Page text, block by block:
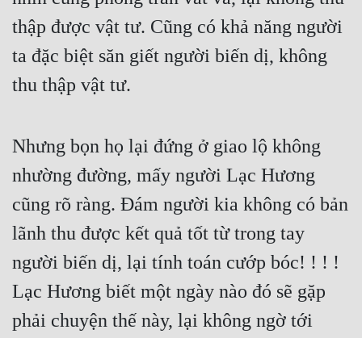
Du Hí
Dã Sử
Góc Nhìn Nam
Góc Nhìn Nữ
Huyền Huyễn
Huyền Nghi
Huyền Ảo
Hài Hước
thập được vật tư. Cũng có khả năng người
ta đặc biệt săn giết người biến dị, không
thu thập vật tư.
Nhưng bọn họ lại đứng ở giao lộ không
nhường đường, mấy người Lạc Hương
cũng rõ ràng. Đám người kia không có bản
lãnh thu được kết quả tốt từ trong tay
người biến dị, lại tính toán cướp bóc! ! ! !
Lạc Hương biết một ngày nào đó sẽ gặp
phải chuyện thế này, lại không ngờ tới